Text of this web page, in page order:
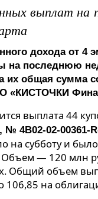
выплат на
дохода от 4
на последнюю
их общая сумма
«КИСТОЧКИ
выплата 44
№ 4B02-02-00361-
на субботу и
— 120 млн
Общий объем
106,85 на